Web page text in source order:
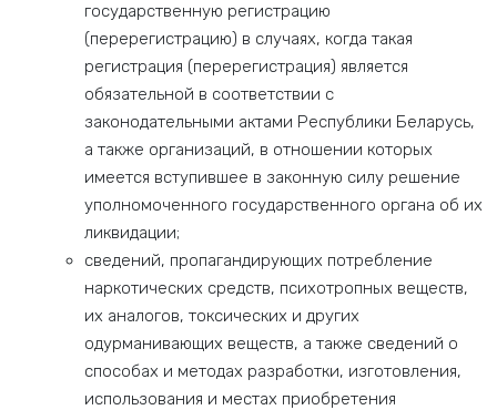
государственную регистрацию
(перерегистрацию) в случаях, когда такая
регистрация (перерегистрация) является
обязательной в соответствии с
законодательными актами Республики Беларусь,
а также организаций, в отношении которых
имеется вступившее в законную силу решение
уполномоченного государственного органа об их
ликвидации;
сведений, пропагандирующих потребление
наркотических средств, психотропных веществ,
их аналогов, токсических и других
одурманивающих веществ, а также сведений о
способах и методах разработки, изготовления,
использования и местах приобретения